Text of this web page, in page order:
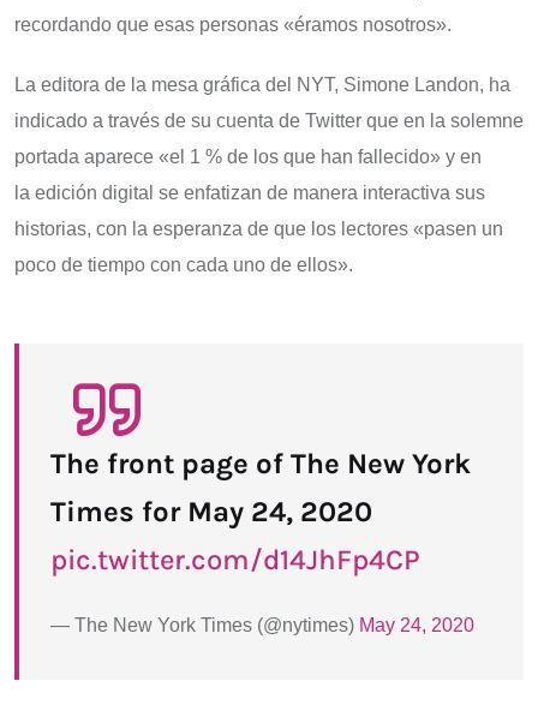
recordando que esas personas «éramos nosotros».
La editora de la mesa gráfica del NYT, Simone Landon, ha
indicado a través de su cuenta de Twitter que en la solemne
portada aparece «el 1 % de los que han fallecido» y en
la edición digital se enfatizan de manera interactiva sus
historias, con la esperanza de que los lectores «pasen un
poco de tiempo con cada uno de ellos».
The front page of The New York
Times for May 24, 2020
pic.twitter.com/d14JhFp4CP
— The New York Times (@nytimes) May 24, 2020